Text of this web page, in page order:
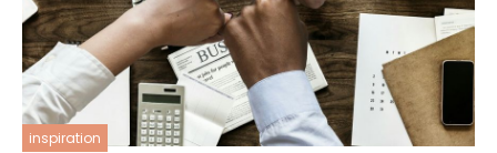
inspiration